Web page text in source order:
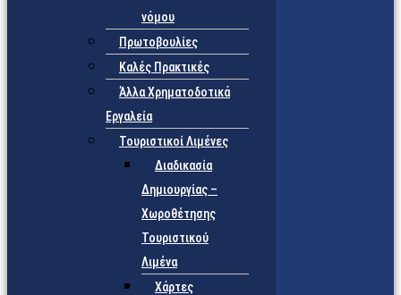
νόμου
Πρωτοβουλίες
Καλές Πρακτικές
Άλλα Χρηματοδοτικά
Εργαλεία
Τουριστικοί Λιμένες
Διαδικασία
Δημιουργίας –
Χωροθέτησης
Τουριστικού
Λιμένα
Χάρτες